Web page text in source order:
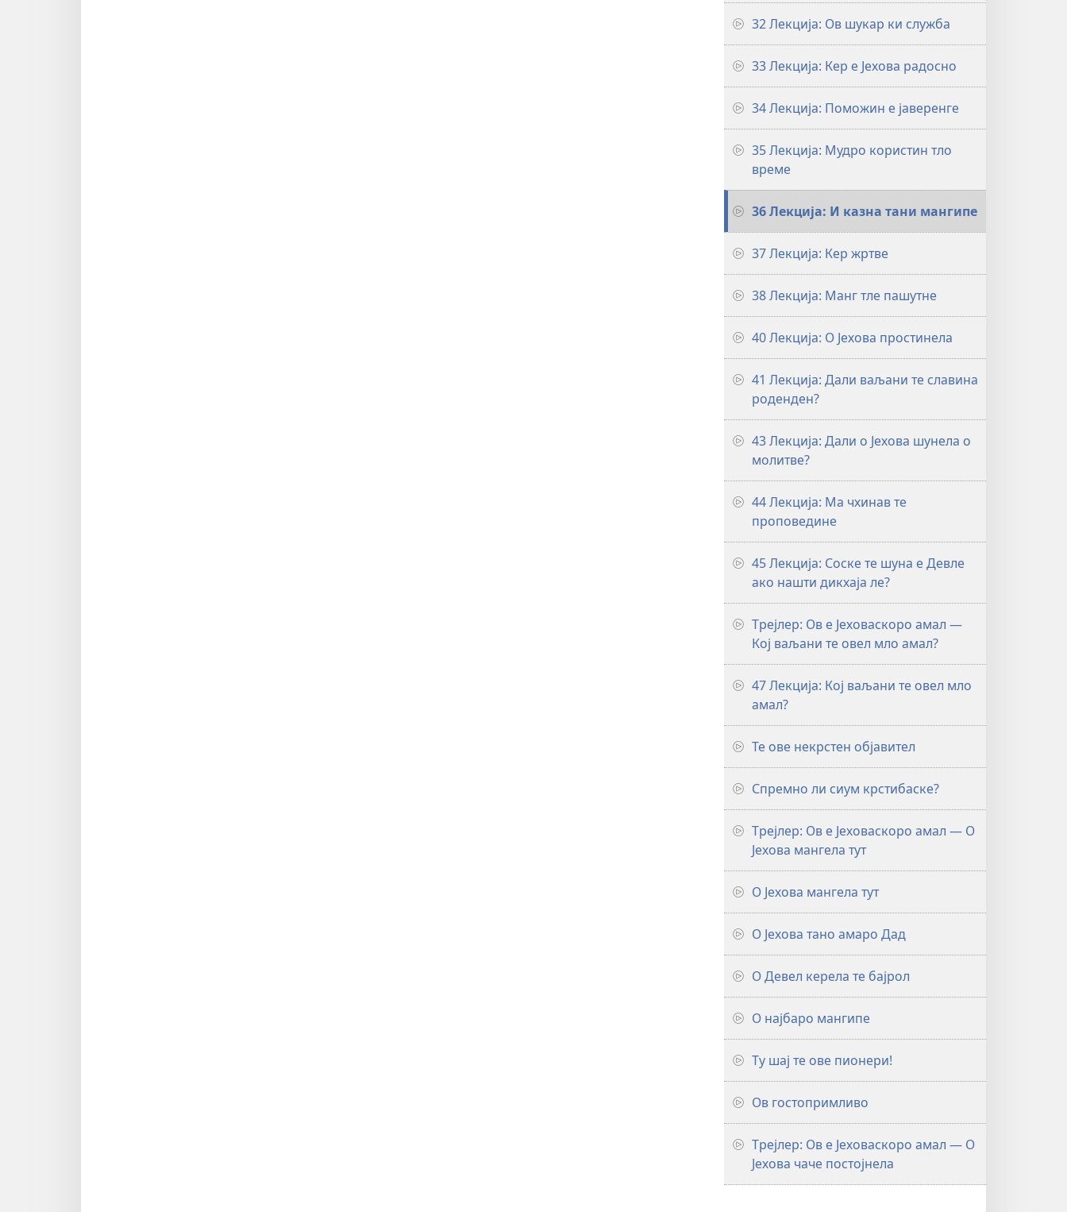
32 Лекција: Ов шукар ки служба
33 Лекција: Кер е Јехова радосно
34 Лекција: Поможин е јаверенге
35 Лекција: Мудро користин тло
време
36 Лекција: И казна тани мангипе
37 Лекција: Кер жртве
38 Лекција: Манг тле пашутне
40 Лекција: О Јехова простинела
41 Лекција: Дали ваљани те славина
роденден?
43 Лекција: Дали о Јехова шунела о
молитве?
44 Лекција: Ма чхинав те
проповедине
45 Лекција: Соске те шуна е Девле
ако нашти дикхаја ле?
Трејлер: Ов е Јеховаскоро амал —
Кој ваљани те овел мло амал?
47 Лекција: Кој ваљани те овел мло
амал?
Те ове некрстен објавител
Спремно ли сиум крстибаске?
Трејлер: Ов е Јеховаскоро амал — О
Јехова мангела тут
О Јехова мангела тут
О Јехова тано амаро Дад
О Девел керела те бајрол
О најбаро мангипе
Ту шај те ове пионери!
Ов гостопримливо
Трејлер: Ов е Јеховаскоро амал — О
Јехова чаче постојнела